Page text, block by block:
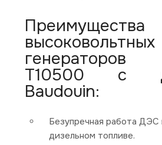
Преимущества
Т10500 с
Baudouin:
Безупречная работа ДЭС
дизельном топливе.